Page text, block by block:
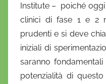
Institute – poiché
clinici di fase 1 e 2
prudenti e si deve
iniziali di
saranno
potenzialità di